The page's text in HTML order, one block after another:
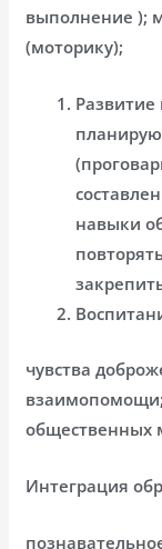
выполнение );
(моторику);
навыки
чувства
общественных
Интеграция